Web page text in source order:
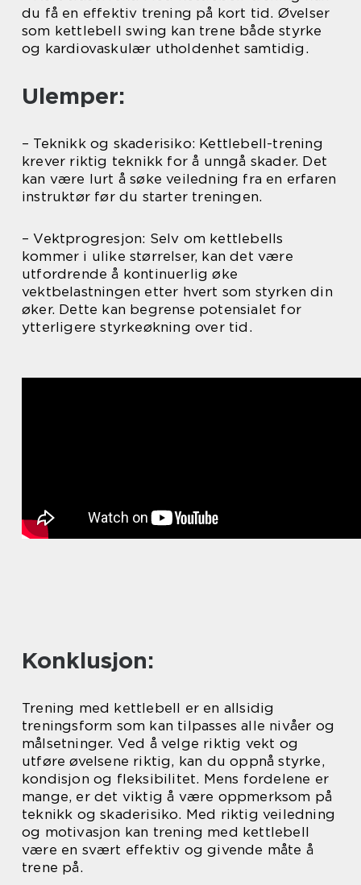
du få en effektiv trening på kort tid. Øvelser
som kettlebell swing kan trene både styrke
og kardiovaskulær utholdenhet samtidig.
Ulemper:
– Teknikk og skaderisiko: Kettlebell-trening
krever riktig teknikk for å unngå skader. Det
kan være lurt å søke veiledning fra en erfaren
instruktør før du starter treningen.
– Vektprogresjon: Selv om kettlebells
kommer i ulike størrelser, kan det være
utfordrende å kontinuerlig øke
vektbelastningen etter hvert som styrken din
øker. Dette kan begrense potensialet for
ytterligere styrkeøkning over tid.
Konklusjon:
Trening med kettlebell er en allsidig
treningsform som kan tilpasses alle nivåer og
målsetninger. Ved å velge riktig vekt og
utføre øvelsene riktig, kan du oppnå styrke,
kondisjon og fleksibilitet. Mens fordelene er
mange, er det viktig å være oppmerksom på
teknikk og skaderisiko. Med riktig veiledning
og motivasjon kan trening med kettlebell
være en svært effektiv og givende måte å
trene på.